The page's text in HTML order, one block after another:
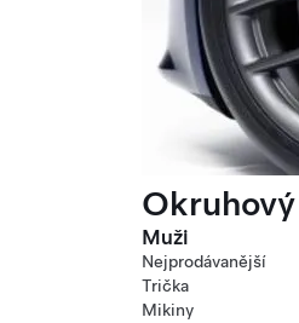
Muži
Nejprodávanější
Trička
Mikiny